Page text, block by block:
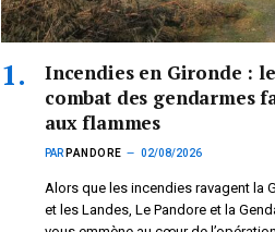
Incendies en Gironde : le
combat des gendarmes
aux flammes
PAR PANDORE 02/08/2026
Alors que les incendies ravagent la
et les Landes, Le Pandore et la